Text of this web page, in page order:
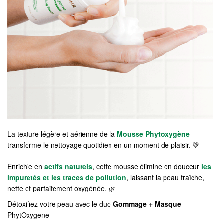
La texture légère et aérienne de la Mousse Phytoxygène
transforme le nettoyage quotidien en un moment de plaisir. 💚
Enrichie en actifs naturels, cette mousse élimine en douceur les
impuretés et les traces de pollution, laissant la peau fraîche,
nette et parfaitement oxygénée. 🌿
Détoxifiez votre peau avec le duo Gommage + Masque
PhytOxygene